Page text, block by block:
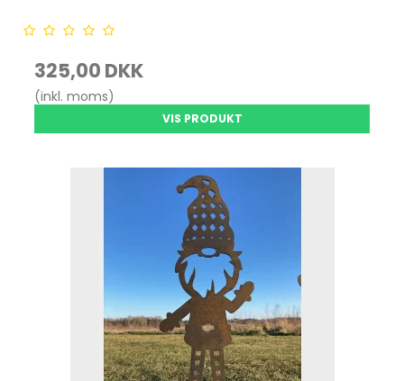
325,00 DKK
(inkl. moms)
VIS PRODUKT